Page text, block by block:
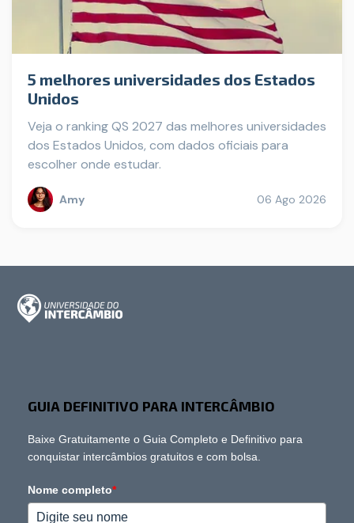
5 melhores universidades dos Estados
Unidos
Veja o ranking QS 2027 das melhores universidades
dos Estados Unidos, com dados oficiais para
escolher onde estudar.
Amy 06 Ago 2026
GUIA DEFINITIVO PARA INTERCÂMBIO
Baixe Gratuitamente o Guia Completo e Definitivo para
conquistar intercâmbios gratuitos e com bolsa.
Nome completo*